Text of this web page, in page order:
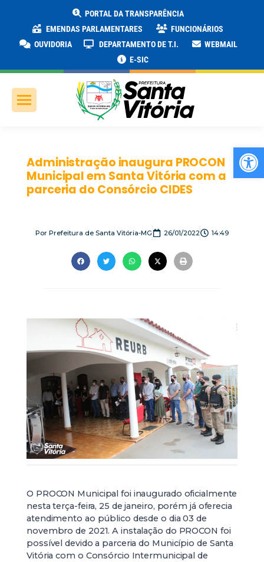
PORTAL DA TRANSPARÊNCIA
EMENDAS PARLAMENTARES
FUNCIONÁRIOS
OUVIDORIA
DEPARTAMENTO DE T.I.
WEBMAIL
E-SIC
Administração inaugura PROCON
Municipal em Santa Vitória com a
parceria do Consórcio CIDES
Por Prefeitura de Santa Vitória-MG 26/01/2022 14:49
O PROCON Municipal foi inaugurado oficialmente
nesta terça-feira, 25 de janeiro, porém já oferecia
atendimento ao público desde o dia 03 de
novembro de 2021. A instalação do PROCON foi
possível devido a parceria do Município de Santa
Vitória com o Consórcio Intermunicipal de